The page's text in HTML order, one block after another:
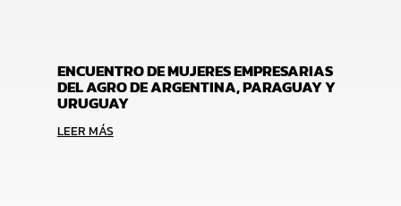
ENCUENTRO DE MUJERES EMPRESARIAS
DEL AGRO DE ARGENTINA, PARAGUAY Y
URUGUAY
LEER MÁS